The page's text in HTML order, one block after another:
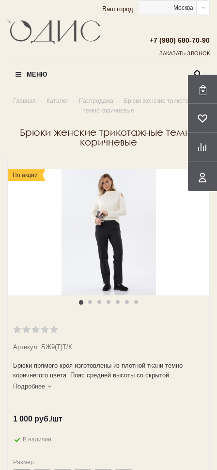
Ваш город: Москва
+7 (980) 680-70-90
ЗАКАЗАТЬ ЗВОНОК
МЕНЮ
Главная - Каталог - Распродажа -
Брюки женские трикотажные
темно коричневые
Брюки женские трикотажные темно
коричневые
По акции
Артикул: БЖ9(Т)Т/К
Брюки прямого кроя изготовлены из плотной ткани темно-
коричнегого цвета. Пояс средней высоты со скрытой...
Подробнее
1 000 руб./шт
В наличии
Размер